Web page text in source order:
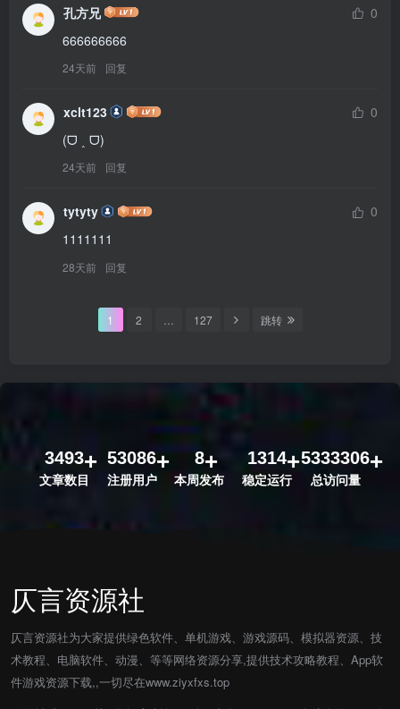
孔方兄
0
666666666
24天前 回复
xclt123
0
(ᗜ ˰ ᗜ) ​
24天前 回复
tytyty
0
1111111
28天前 回复
1 2 127 跳转
3493
文章数目
53086
注册用户
8
本周发布
1314
稳定运行
5333306
总访问量
仄言资源社
仄言资源社为大家提供绿色软件、单机游戏、游戏源码、模拟器资源、技
术教程、电脑软件、动漫、等等网络资源分享,提供技术攻略教程、App软
件游戏资源下载,,一切尽在www.ziyxfxs.top